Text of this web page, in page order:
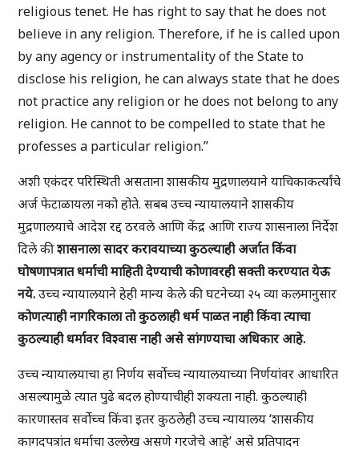
religious tenet. He has right to say that he does not
believe in any religion. Therefore, if he is called upon
by any agency or instrumentality of the State to
disclose his religion, he can always state that he does
not practice any religion or he does not belong to any
religion. He cannot to be compelled to state that he
professes a particular religion.”
अशी एकंदर परिस्थिती असताना शासकीय मुद्रणालयाने याचिकाकर्त्यांचे
अर्ज फेटाळायला नको होते. सबब उच्च न्यायालयाने शासकीय
मुद्रणालयाचे आदेश रद्द ठरवले आणि केंद्र आणि राज्य शासनाला निर्देश
दिले कीशासनाला सादर करावयाच्या कुठल्याही अर्जात किंवा
घोषणापत्रात धर्माची माहिती देण्याची कोणावरही सक्ती करण्यात येऊ
नये.उच्च न्यायालयाने हेही मान्य केले की घटनेच्या २५ व्या कलमानुसार
कोणत्याही नागरिकाला तो कुठलाही धर्म पाळत नाही किंवा त्याचा
कुठल्याही धर्मावर विश्वास नाही असे सांगण्याचा अधिकार आहे.
उच्च न्यायालयाचा हा निर्णय सर्वोच्च न्यायालयाच्या निर्णयांवर आधारित
असल्यामुळे त्यात पुढे बदल होण्याचीही शक्यता नाही. कुठल्याही
कारणास्तव सर्वोच्च किंवा इतर कुठलेही उच्च न्यायालय ‘शासकीय
कागदपत्रांत धर्माचा उल्लेख असणे गरजेचे आहे’ असे प्रतिपादन